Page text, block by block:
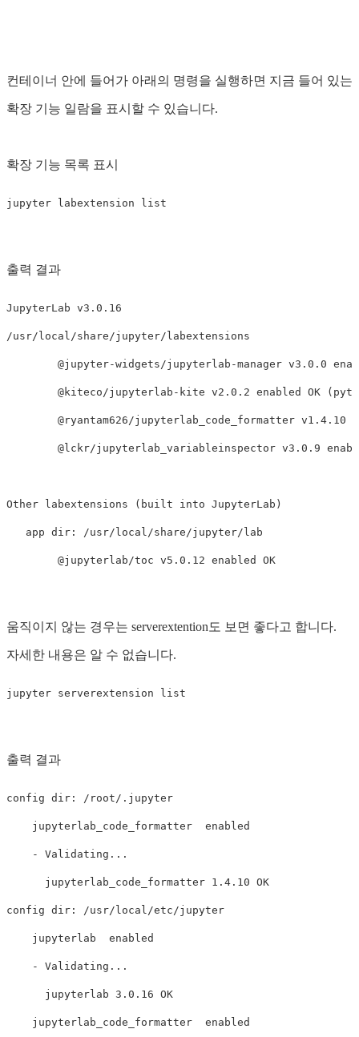
컨테이너 안에 들어가 아래의 명령을 실행하면 지금 들어 있는
확장 기능 일람을 표시할 수 있습니다.
확장 기능 목록 표시
출력 결과
JupyterLab v3.0.16
/usr/local/share/jupyter/labextensions
@jupyter-widgets/jupyterlab-manager v3.0.0
@kiteco/jupyterlab-kite v2.0.2 enabled OK
@ryantam626/jupyterlab_code_formatter v1.4.10
@lckr/jupyterlab_variableinspector v3.0.9
Other labextensions (built into JupyterLab)
   app dir: /usr/local/share/jupyter/lab
움직이지 않는 경우는 serverextention도 보면 좋다고 합니다.
자세한 내용은 알 수 없습니다.
출력 결과
config dir: /root/.jupyter
    jupyterlab_code_formatter  enabled
    - Validating...
      jupyterlab_code_formatter 1.4.10 OK
config dir: /usr/local/etc/jupyter
    jupyterlab  enabled
    - Validating...
      jupyterlab 3.0.16 OK
    jupyterlab_code_formatter  enabled